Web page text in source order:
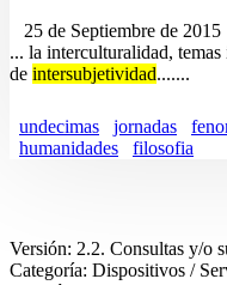
25 de Septiembre de 2015
... la interculturalidad,
de intersubjetividad.......
undecimas jornadas
humanidades
filosofia
Versión: 2.2. Consultas y/o
Categoría: Dispositivos /